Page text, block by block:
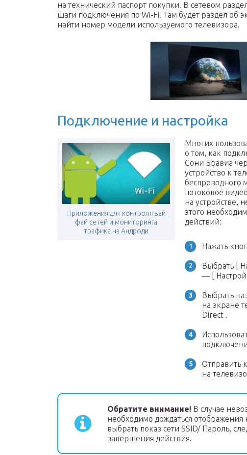
на технический паспорт покупки. В сетевом
шаги подключения по Wi-Fi. Там будет раздел об
найти номер модели используемого телевизора.
Подключение и настройка
Приложения для контроля вай
фай сетей и мониторинга
трафика на Андроди
Многих
о том, как
Сони Бравиа
устройство к
беспроводного
потоковое
на устройстве,
этого
действий:
Нажать
Выбрать [
— [
Выбрать
на экране
Direct .
Отправить
на
Обратите внимание! В случае
необходимо дождаться
выбрать показ сети SSID/ Пароль,
завершения действия.